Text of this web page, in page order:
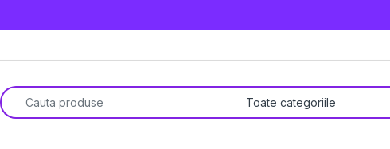
Căutare pentru: